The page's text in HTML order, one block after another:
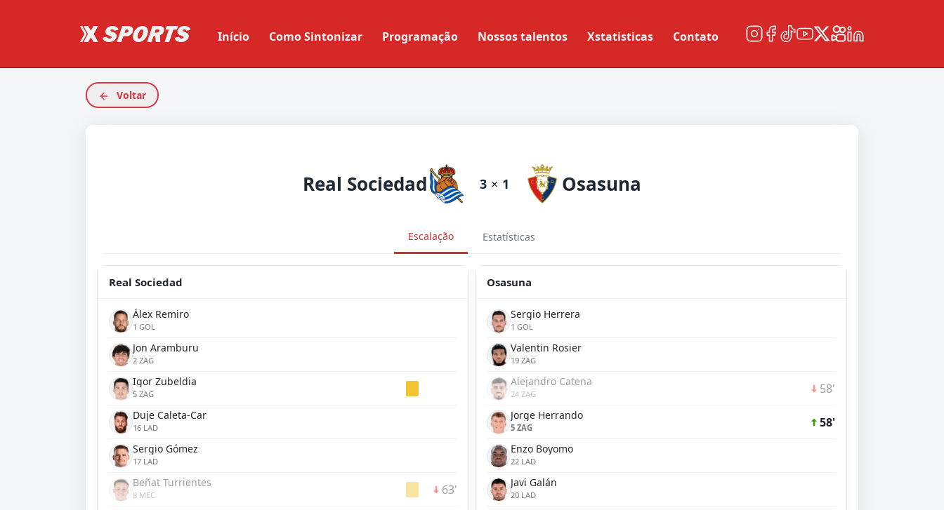
Início Como Sintonizar Programação Nossos talentos Xstatisticas Contato
Voltar
Real Sociedad 3 × 1 Osasuna
Escalação Estatísticas
Real Sociedad
Álex Remiro
1 GOL
Jon Aramburu
2 ZAG
Igor Zubeldia
5 ZAG
Duje Caleta-Car
16 LAD
Sergio Gómez
17 LAD
Beñat Turrientes
8 MEC 63'
Osasuna
Sergio Herrera
1 GOL
Valentin Rosier
19 ZAG
Alejandro Catena
24 ZAG 58'
Jorge Herrando
5 ZAG 58'
Enzo Boyomo
22 LAD
Javi Galán
20 LAD